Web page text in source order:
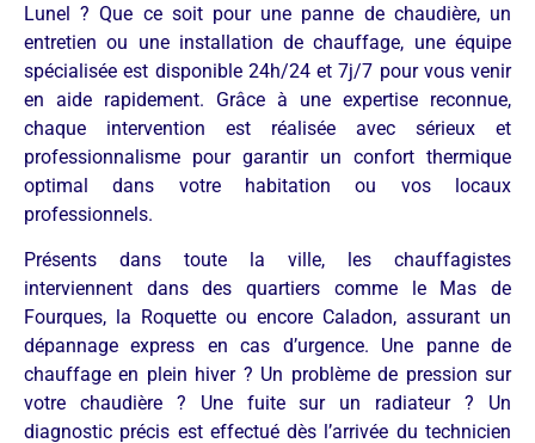
Lunel ? Que ce soit pour une panne de chaudière, un
entretien ou une installation de chauffage, une équipe
spécialisée est disponible 24h/24 et 7j/7 pour vous venir
en aide rapidement. Grâce à une expertise reconnue,
chaque intervention est réalisée avec sérieux et
professionnalisme pour garantir un confort thermique
optimal dans votre habitation ou vos locaux
professionnels.
Présents dans toute la ville, les chauffagistes
interviennent dans des quartiers comme le Mas de
Fourques, la Roquette ou encore Caladon, assurant un
dépannage express en cas d’urgence. Une panne de
chauffage en plein hiver ? Un problème de pression sur
votre chaudière ? Une fuite sur un radiateur ? Un
diagnostic précis est effectué dès l’arrivée du technicien